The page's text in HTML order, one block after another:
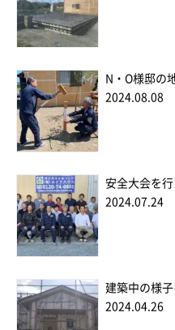
N・O様邸の
2024.08.08
安全大会を行
2024.07.24
建築中の様
2024.04.26